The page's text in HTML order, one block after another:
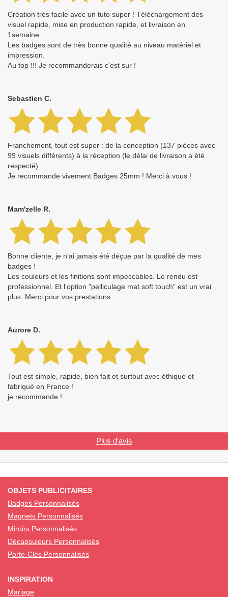
Création très facile avec un tuto super ! Téléchargement des
visuel rapide, mise en production rapide, et livraison en
1semaine.
Les badges sont de très bonne qualité au niveau matériel et
impression.
Au top !!! Je recommanderais c'est sur !
Sebastien C.
Franchement, tout est super : de la conception (137 pièces avec
99 visuels différents) à la réception (le délai de livraison a été
respecté).
Je recommande vivement Badges 25mm ! Merci à vous !
Mam'zelle R.
Bonne cliente, je n'ai jamais été déçue par la qualité de mes
badges !
Les couleurs et les finitions sont impeccables. Le rendu est
professionnel. Et l'option "pelliculage mat soft touch" est un vrai
plus. Merci pour vos prestations.
Aurore D.
Tout est simple, rapide, bien fait et surtout avec éthique et
fabriqué en France !
je recommande !
Plus d'avis
OBJETS PUBLICITAIRES
Badges Personnalisés
Magnets Personnalisés
Miroirs Personnalisés
Décapsuleurs Personnalisés
Porte-Clés Personnalisés
INSPIRATION
Mariage